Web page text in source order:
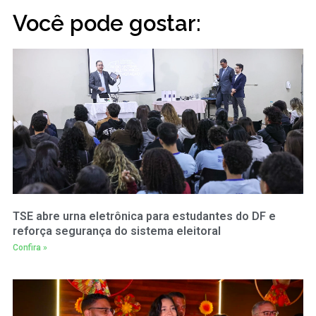
Você pode gostar:
TSE abre urna eletrônica para estudantes do DF e
reforça segurança do sistema eleitoral
Confira »